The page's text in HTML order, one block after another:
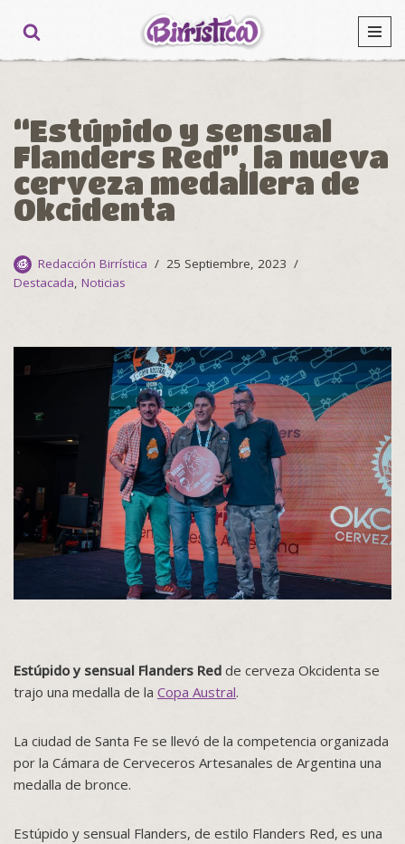
“Estúpido y sensual
Flanders Red”, la nueva
cerveza medallera de
Okcidenta
Redacción Birrística
25 Septiembre, 2023
Destacada, Noticias
Estúpido y sensual Flanders Red de cerveza Okcidenta se
trajo una medalla de la Copa Austral.
La ciudad de Santa Fe se llevó de la competencia organizada
por la Cámara de Cerveceros Artesanales de Argentina una
medalla de bronce.
Estúpido y sensual Flanders, de estilo Flanders Red, es una